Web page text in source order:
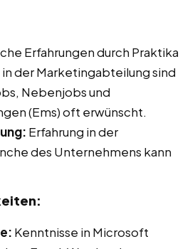
Erfahrungen durch Praktika
der Marketingabteilung sind
Nebenjobs und
(Ems) oft erwünscht.
Erfahrung in der
des Unternehmens kann
Kenntnisse in Microsoft